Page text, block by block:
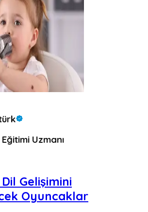
Uzmanı
Gelişimini
Oyuncaklar